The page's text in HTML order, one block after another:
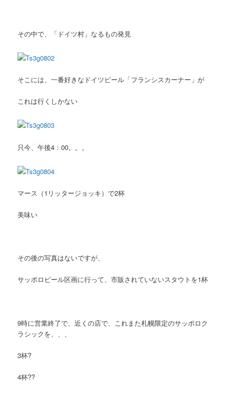
その中で、「ドイツ村」なるもの発見
そこには、一番好きなドイツビール「フランシスカーナー」が
これは行くしかない
只今、午後4：00。。。
マース（1リッタージョッキ）で2杯
美味い
その後の写真はないですが、
サッポロビール区画に行って、市販されていないスタウトを1杯
9時に営業終了で、近くの店で、これまた札幌限定のサッポロク
ラシックを、、、
3杯?
4杯??